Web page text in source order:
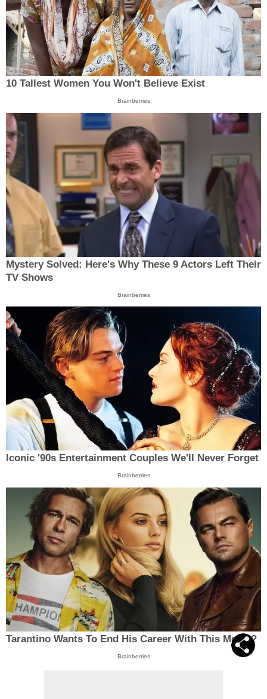
10 Tallest Women You Won't Believe Exist
Brainberries
Mystery Solved: Here's Why These 9 Actors Left Their
TV Shows
Brainberries
Iconic '90s Entertainment Couples We'll Never Forget
Brainberries
Tarantino Wants To End His Career With This Movie?
Brainberries